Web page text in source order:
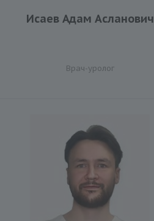
Исаев Адам Асланович
Врач-уролог